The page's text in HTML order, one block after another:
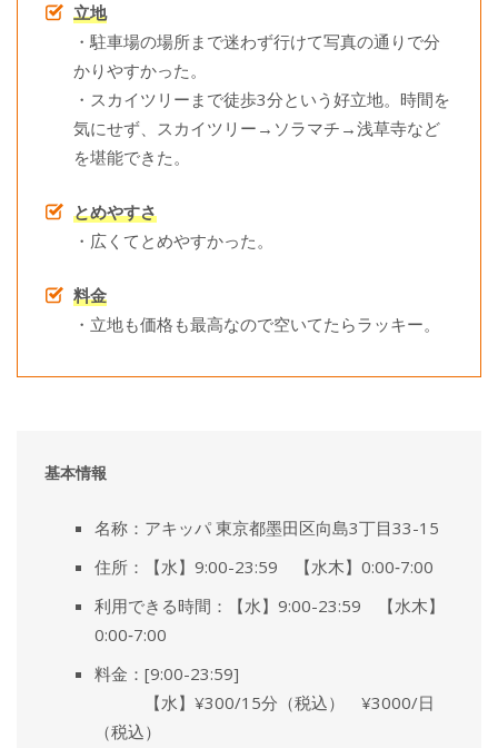
立地
・駐車場の場所まで迷わず行けて写真の通りで分
かりやすかった。
・スカイツリーまで徒歩3分という好立地。時間を
気にせず、スカイツリー→ソラマチ→浅草寺など
を堪能できた。
とめやすさ
・広くてとめやすかった。
料金
・立地も価格も最高なので空いてたらラッキー。
基本情報
名称：アキッパ 東京都墨田区向島3丁目33-15
住所：【水】9:00-23:59 【水木】0:00‐7:00
利用できる時間：【水】9:00-23:59 【水木】
0:00‐7:00
料金：[9:00-23:59]
【水】¥300/15分（税込） ¥3000/日
（税込）